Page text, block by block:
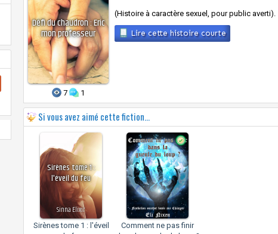
Défi du chaudron : Eric
mon professeur
7 1
(Histoire à caractère sexuel, pour public averti).
Lire cette histoire courte
Si vous avez aimé cette fiction...
Sirènes tome 1 :
l'éveil du feu
Sinna Élixir
Sirènes tome 1 : l'éveil
Comment ne pas finir